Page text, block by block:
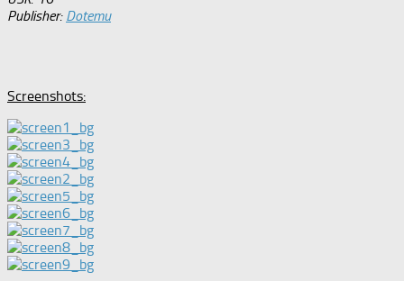
Publisher: Dotemu
Screenshots: